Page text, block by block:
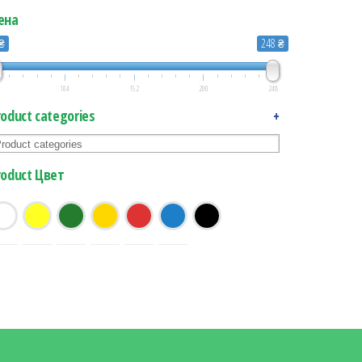
248 ₴
104 152 200 248
categories +
Цвет